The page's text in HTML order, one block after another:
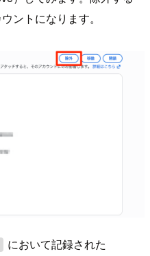
ントになります。
において記録された